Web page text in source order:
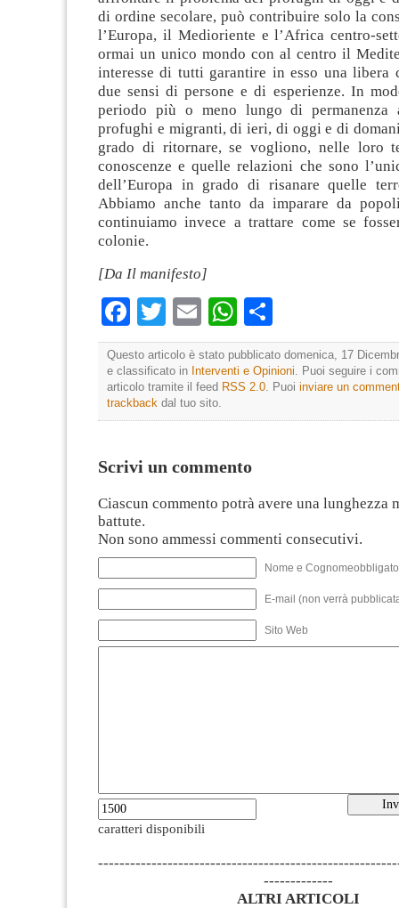
di ordine secolare, può contribuire solo la
l’Europa, il Medioriente e l’Africa centro-
ormai un unico mondo con al centro il
interesse di tutti garantire in esso una libera
due sensi di persone e di esperienze. In
periodo più o meno lungo di permanenza
profughi e migranti, di ieri, di oggi e di
grado di ritornare, se vogliono, nelle loro
conoscenze e quelle relazioni che sono
dell’Europa in grado di risanare quelle
Abbiamo anche tanto da imparare da
continuiamo invece a trattare come se
colonie.
[Da Il manifesto]
Facebook
TwitterEmailWhatsApp
Questo articolo è stato pubblicato domenica, 17
e classificato in Interventi e Opinioni . Puoi seguire i
articolo tramite il feed RSS 2.0 . Puoi inviare un
trackback dal tuo sito.
Scrivi un commento
Ciascun commento potrà avere una lunghezza
battute.
Non sono ammessi commenti consecutivi.
Nome e
E-mail (non verrà
Sito Web
caratteri disponibili
-------------
ALTRI ARTICOLI